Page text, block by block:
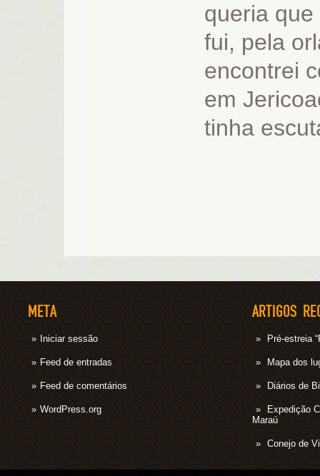
queria
fui, pela
encontrei
em
tinha
META
Iniciar sessão
Feed de entradas
Feed de comentários
WordPress.org
ARTIGOS
Pré-estreia
Mapa dos
Diários de
Expedição
Maraú
Conejo de